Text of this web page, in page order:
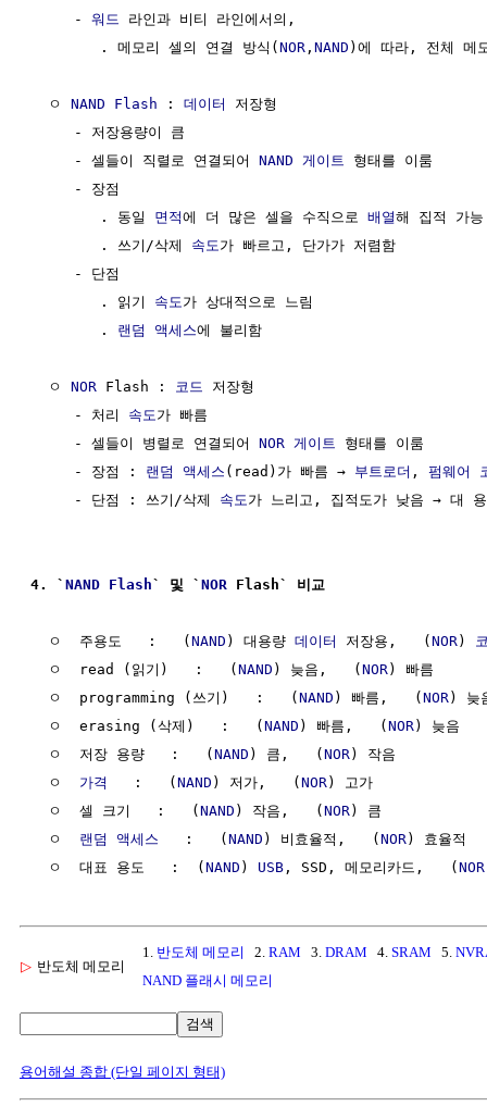
     -
워드
라인과 비티 라인에서의,
        . 메모리 셀의 연결 방식(
NOR , NAND )에 따라, 전체 메
  ㅇ
NAND Flash : 데이터
저장형
     - 저장용량이 큼
     - 셀들이 직렬로 연결되어
NAND 게이트
형태를 이룸
     - 장점
        . 동일
면적에 더 많은 셀을 수직으로 배열해 집적 가
        . 쓰기/삭제
속도 가 빠르고, 단가가 저렴함
     - 단점
        . 읽기
속도 가 상대적으로 느림
        .
랜덤 액세스에 불리함
  ㅇ
NOR Flash : 코드
저장형
     - 처리
속도 가 빠름
     - 셀들이 병렬로 연결되어
NOR 게이트
형태를 이룸
     - 장점 :
랜덤 액세스 (read)가 빠름 → 부트로더 , 펌웨어
     - 단점 : 쓰기/삭제
속도 가 느리고, 집적도가 낮음 → 대 용
4. ` NAND Flash` 및 ` NOR Flash` 비교
  ㅇ  주용도   :   (
NAND ) 대용량 데이터 저장용,   (NOR)
  ㅇ  read (읽기)   :   (
NAND ) 늦음,   (NOR) 빠
  ㅇ  programming (쓰기)   :   (
NAND ) 빠름,   (NOR) 늦
  ㅇ  erasing (삭제)   :   (
NAND ) 빠름,   (NOR) 늦음
  ㅇ  저장 용량   :   (
NAND ) 큼,   (NOR) 작음
  ㅇ
가격
   :   (
NAND ) 저가,   (NOR) 고가
  ㅇ  셀 크기   :   (
NAND ) 작음,   (NOR) 큼
  ㅇ
랜덤 액세스
   :   (
NAND ) 비효율적,   (NOR) 효율적
  ㅇ  대표 용도   :  (
NAND ) USB , SSD, 메모리카드,   (NOR
▷ 반도체 메모리
1. 반도체 메모리 2. RAM 3. DRAM 4. SRAM 5.
NAND 플래시 메모리
검색
용어해설 종합 (단일 페이지 형태)